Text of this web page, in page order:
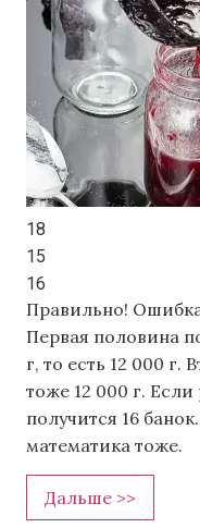
18
15
16
Правильно!
Первая половина
г, то есть 12 000 г.
тоже 12 000 г. Если
получится 16
математика тоже.
Дальше >>